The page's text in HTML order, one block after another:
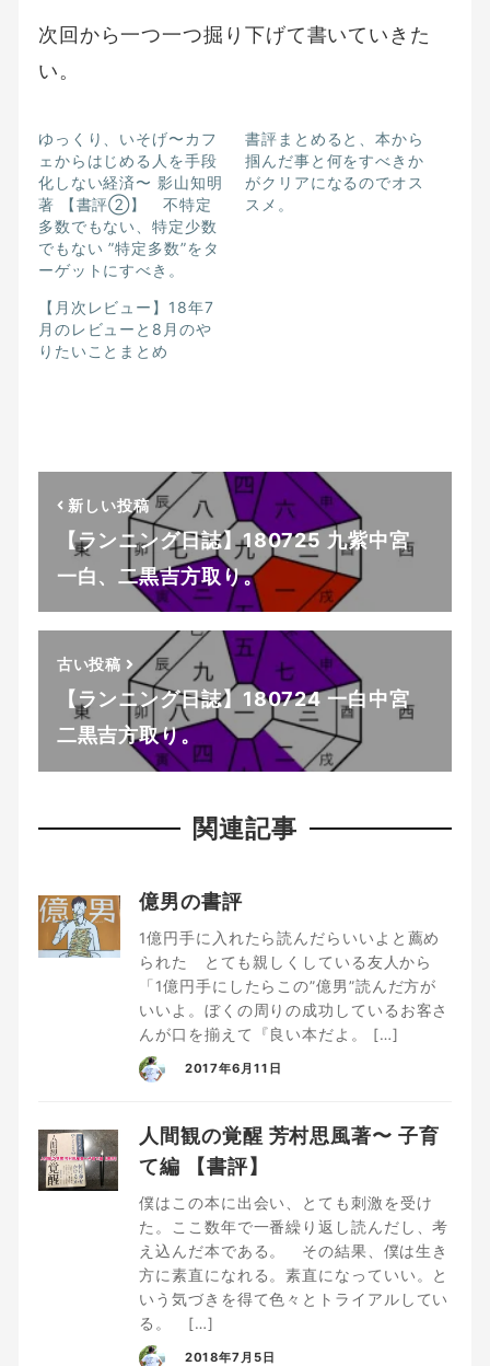
次回から一つ一つ掘り下げて書いていきた
い。
ゆっくり、いそげ〜カフ
ェからはじめる人を手段
化しない経済〜 影山知明
著 【書評②】 不特定
多数でもない、特定少数
でもない ”特定多数”をタ
ーゲットにすべき。
書評まとめると、本から
掴んだ事と何をすべきか
がクリアになるのでオス
スメ。
【月次レビュー】18年7
月のレビューと8月のや
りたいことまとめ
新しい投稿
【ランニング日誌】180725 九紫中宮
一白、二黒吉方取り。
古い投稿
【ランニング日誌】180724 一白中宮
二黒吉方取り。
関連記事
億男の書評
1億円手に入れたら読んだらいいよと薦め
られた とても親しくしている友人から
「1億円手にしたらこの”億男”読んだ方が
いいよ。ぼくの周りの成功しているお客さ
んが口を揃えて『良い本だよ。 […]
2017年6月11日
人間観の覚醒 芳村思風著〜 子育
て編 【書評】
僕はこの本に出会い、とても刺激を受け
た。ここ数年で一番繰り返し読んだし、考
え込んだ本である。 その結果、僕は生き
方に素直になれる。素直になっていい。と
いう気づきを得て色々とトライアルしてい
る。 […]
2018年7月5日